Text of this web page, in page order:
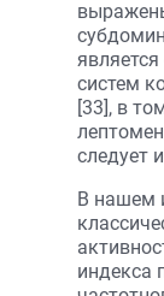
систем
[33], в
следует
В нашем
индекса